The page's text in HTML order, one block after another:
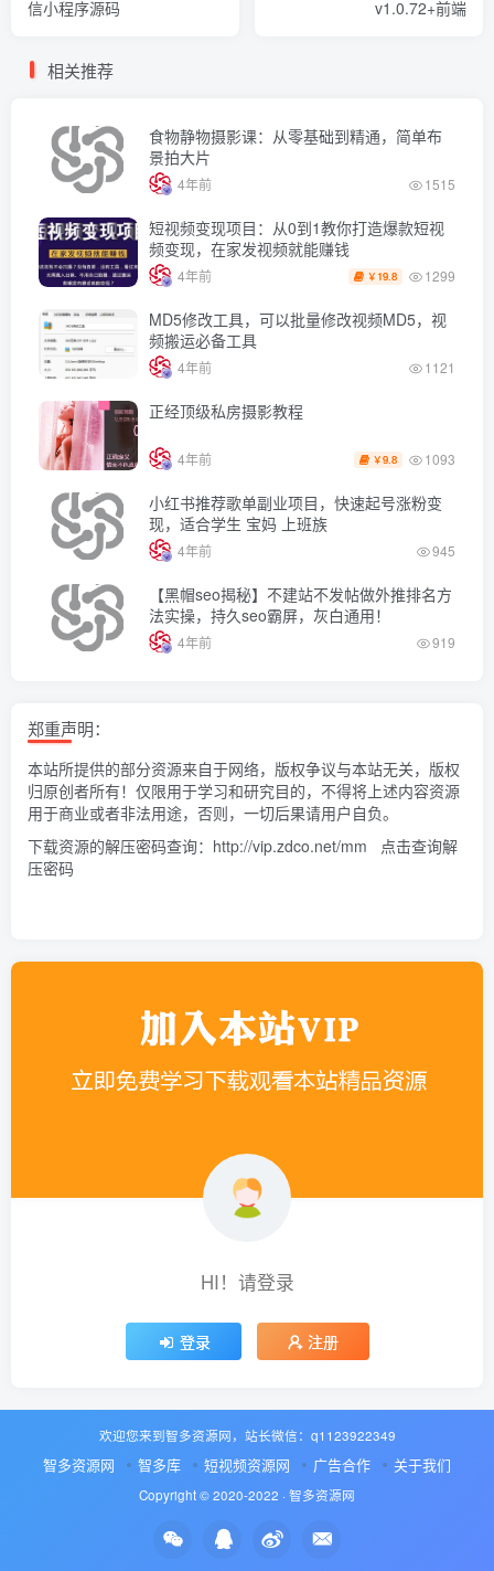
信小程序源码
v1.0.72+前端
相关推荐
食物静物摄影课：从零基础到精通，简单布
景拍大片
4年前 1515
短视频变现项目：从0到1教你打造爆款短视
频变现，在家发视频就能赚钱
4年前 ￥ 19.8 1299
MD5修改工具，可以批量修改视频MD5，视
频搬运必备工具
4年前 1121
正经顶级私房摄影教程
4年前 ￥9.8 1093
小红书推荐歌单副业项目，快速起号涨粉变
现，适合学生 宝妈 上班族
4年前 945
【黑帽seo揭秘】不建站不发帖做外推排名方
法实操，持久seo霸屏，灰白通用！
4年前 919
郑重声明：
本站所提供的部分资源来自于网络，版权争议与本站无关，版权
归原创者所有！仅限用于学习和研究目的，不得将上述内容资源
用于商业或者非法用途，否则，一切后果请用户自负。
下载资源的解压密码查询： http://vip.zdco.net/mm
点击查询解
压密码
HI！请登录
登录 注册
欢迎您来到智多资源网，站长微信：q1123922349
智多资源网 智多库 短视频资源网 广告合作 关于我们
Copyright © 2020-2022 · 智多资源网